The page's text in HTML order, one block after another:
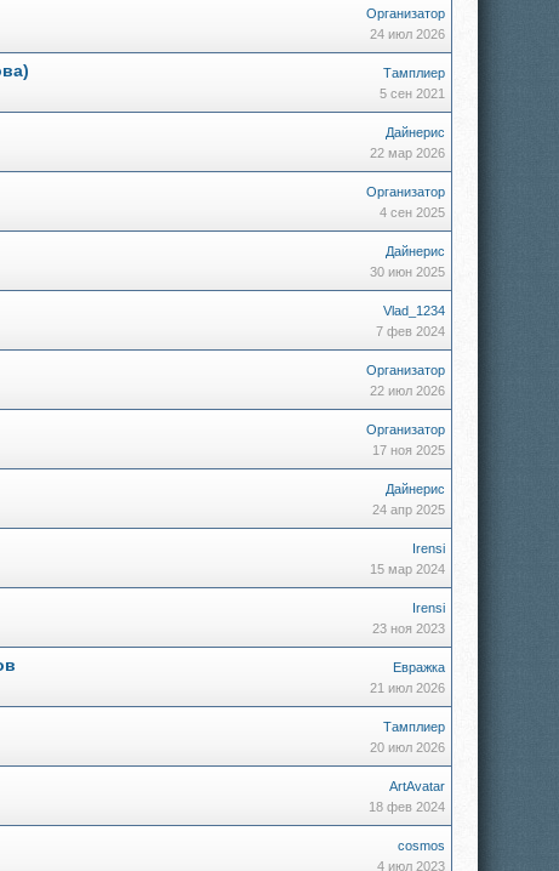
Организатор
24 июл 2026
Тамплиер
5 сен 2021
Дайнерис
22 мар 2026
Организатор
4 сен 2025
Дайнерис
30 июн 2025
Vlad_1234
7 фев 2024
Организатор
22 июл 2026
Организатор
17 ноя 2025
Дайнерис
24 апр 2025
Irensi
15 мар 2024
Irensi
23 ноя 2023
Евражкa
21 июл 2026
Тамплиер
20 июл 2026
ArtAvatar
18 фев 2024
cosmos
4 июл 2023